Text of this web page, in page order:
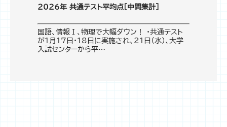
2026年 共通テスト平均点［中間集計］
国語、情報Ⅰ、物理で大幅ダウン！ ・共通テスト
が1月17日・18日に実施され、21日（水）、大学
入試センターから平…